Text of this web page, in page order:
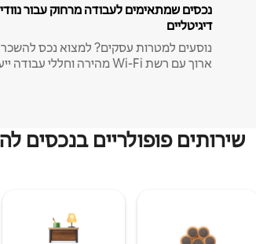
נכסים שמתאימים לעבודה מרחוק עבור
דיגיטליים
נוסעים למטרות עסקים? למצוא נכס
ארוך עם רשת Wi-Fi מהירה וחללי עבודה ייעודיים.
שירותים פופולריים בנכסים